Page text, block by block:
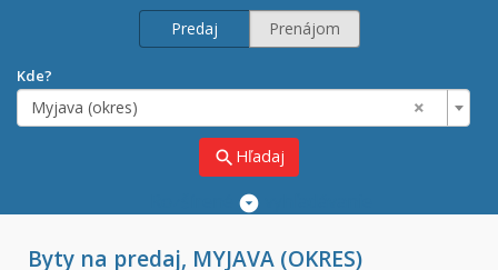
Predaj Prenájom
Kde?
×
Myjava (okres)
search Hľadaj
Predaj
Cena
Byty na predaj, MYJAVA (OKRES)